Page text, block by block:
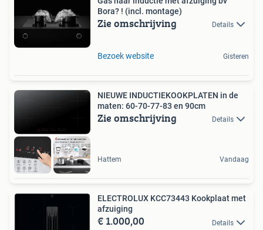
Bora? ! (incl. montage)
Zie omschrijving Details
Bezoek website Gisteren
NIEUWE INDUCTIEKOOKPLATEN in de
maten: 60-70-77-83 en 90cm
Zie omschrijving Details
Hattem Vandaag
ELECTROLUX KCC73443 Kookplaat met
afzuiging
€ 1.000,00 Details